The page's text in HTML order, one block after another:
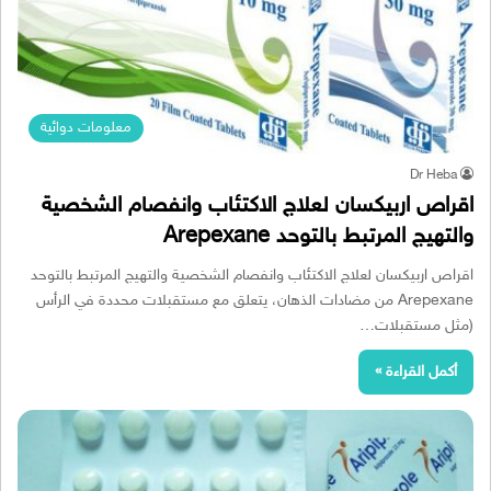
معلومات دوائية
Dr Heba
اقراص اربيكسان لعلاج الاكتئاب وانفصام الشخصية
والتهيج المرتبط بالتوحد Arepexane
اقراص اربيكسان لعلاج الاكتئاب وانفصام الشخصية والتهيج المرتبط بالتوحد
Arepexane من مضادات الذهان، يتعلق مع مستقبلات محددة في الرأس
(مثل مستقبلات…
أكمل القراءة »